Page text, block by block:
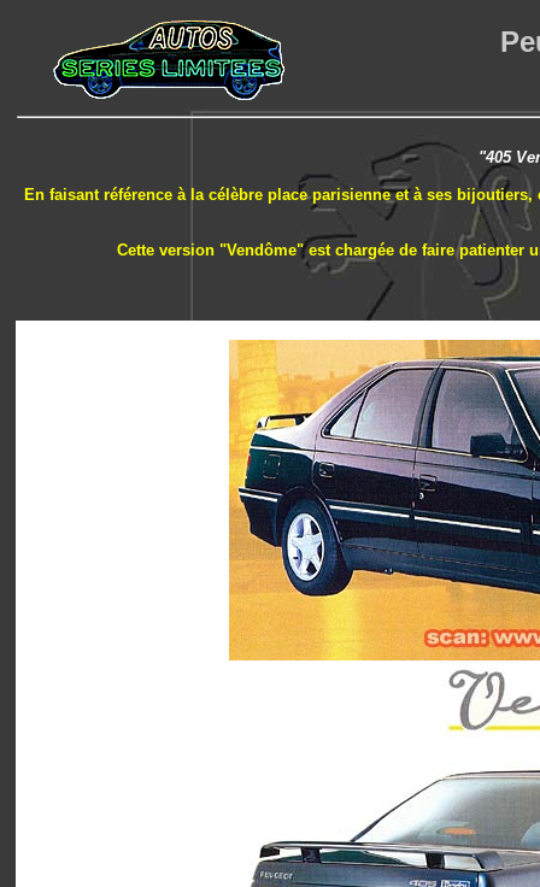
"405
En faisant référence à la célèbre place parisienne et à ses
Cette version "Vendôme" est chargée de faire patienter